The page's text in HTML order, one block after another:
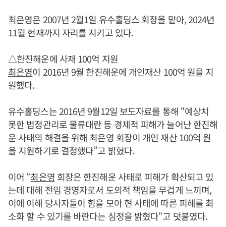
최은영은 2007년 2월1일 유수홀딩스 회장을 맡아, 2024년
11월 현재까지 자리를 지키고 있다.
△한진해운에 사재 100억 지원
최은영이 2016년 9월 한진해운에 개인재산 100억 원을 지
원했다.
유수홀딩스는 2016년 9월12일 보도자료를 통해 “예상치
못한 법정관리로 물류대란 등 경제적 피해가 늘어난 한진해
운 사태의 해결을 위해 최은영 회장이 개인 재산 100억 원
을 지원하기로 결정했다”고 밝혔다.
이어 “최은영 회장은 한진해운 사태로 피해가 확산되고 있
는데 대해 전임 경영자로서 도의적 책임을 무겁게 느끼며,
이에 이해 당사자들이 힘을 모아 현 사태에 따른 피해를 최
소화 할 수 있기를 바란다는 심정을 밝혔다“고 덧붙였다.